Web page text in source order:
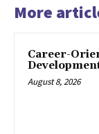
More
Career-
August 8, 2026